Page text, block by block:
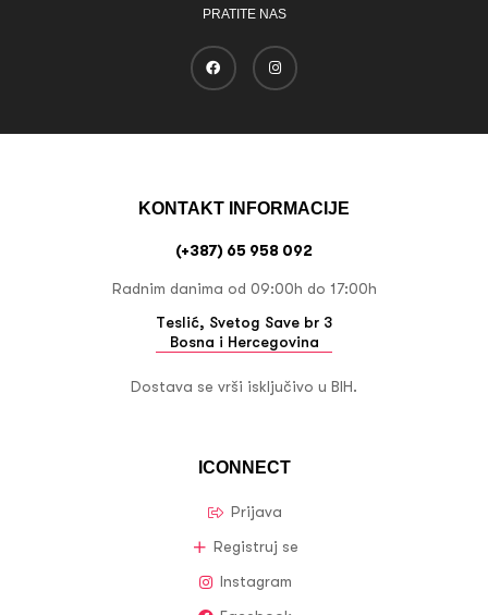
PRATITE NAS
ICONNECT
Prijava
Registruj se
Instagram
KONTAKT INFORMACIJE
(+387) 65 958 092
Radnim danima od 09:00h do 17:00h
Teslić, Svetog Save br 3
Bosna i Hercegovina
Dostava se vrši isključivo u BIH.